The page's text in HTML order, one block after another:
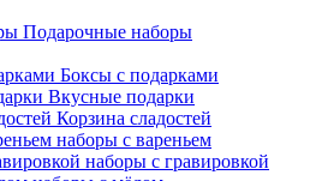
Подарочные наборы
Боксы с подарками
Вкусные подарки
Корзина сладостей
наборы с вареньем
наборы с гравировкой